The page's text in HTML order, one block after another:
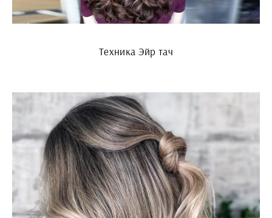
Техника Эйр тач